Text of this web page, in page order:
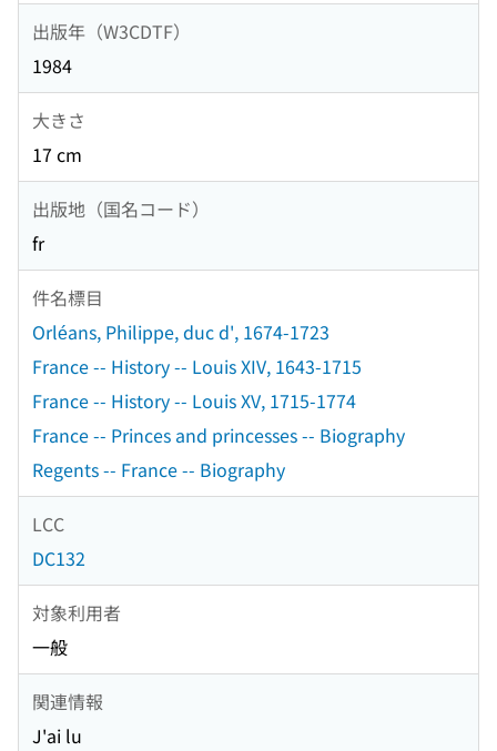
出版年（W3CDTF）
1984
大きさ
17 cm
出版地（国名コード）
fr
件名標目
Orléans, Philippe, duc d', 1674-1723
France -- History -- Louis XIV, 1643-1715
France -- History -- Louis XV, 1715-1774
France -- Princes and princesses -- Biography
Regents -- France -- Biography
LCC
DC132
対象利用者
一般
関連情報
J'ai lu